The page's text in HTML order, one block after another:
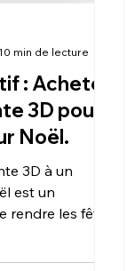
: Acheter
3D pour
Noël.
3D à un
est un
rendre les fêtes
10 min de lecture